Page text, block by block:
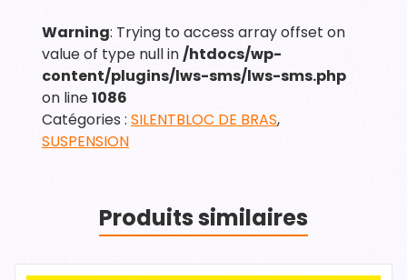
Warning: Trying to access array offset on
value of type null in/htdocs/wp-
content/plugins/lws-sms/lws-sms.php
on line1086
Catégories : SILENTBLOC DE BRAS,
SUSPENSION
Produits similaires